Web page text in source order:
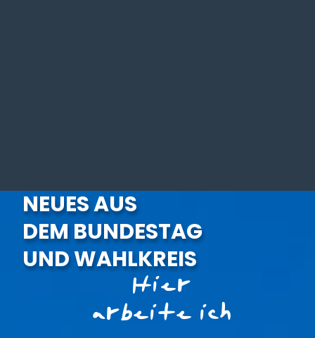
NEUES AUS
DEM BUNDESTAG
UND WAHLKREIS
Hier
arbeite ich